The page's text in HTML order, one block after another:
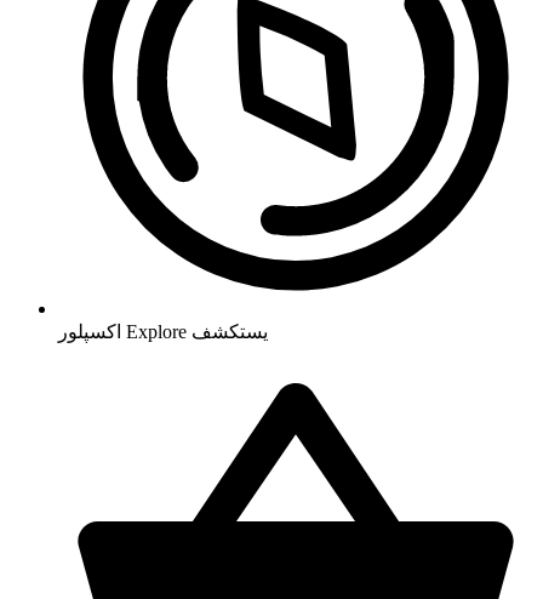
اکسپلور Explore يستكشف